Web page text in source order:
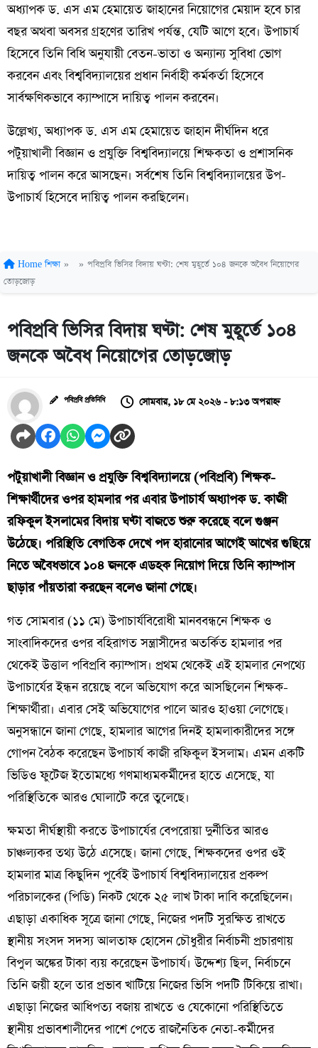
অধ্যাপক ড. এস এম হেমায়েত জাহানের নিয়োগের মেয়াদ হবে চার
বছর অথবা অবসর গ্রহণের তারিখ পর্যন্ত, যেটি আগে হবে। উপাচার্য
হিসেবে তিনি বিধি অনুযায়ী বেতন-ভাতা ও অন্যান্য সুবিধা ভোগ
করবেন এবং বিশ্ববিদ্যালয়ের প্রধান নির্বাহী কর্মকর্তা হিসেবে
সার্বক্ষণিকভাবে ক্যাম্পাসে দায়িত্ব পালন করবেন।
উল্লেখ্য, অধ্যাপক ড. এস এম হেমায়েত জাহান দীর্ঘদিন ধরে
পটুয়াখালী বিজ্ঞান ও প্রযুক্তি বিশ্ববিদ্যালয়ে শিক্ষকতা ও প্রশাসনিক
দায়িত্ব পালন করে আসছেন। সর্বশেষ তিনি বিশ্ববিদ্যালয়ের উপ-
উপাচার্য হিসেবে দায়িত্ব পালন করছিলেন।
Home শিক্ষা » » পবিপ্রবি ভিসির বিদায় ঘণ্টা: শেষ মুহূর্তে ১০৪ জনকে অবৈধ নিয়োগের
তোড়জোড়
পবিপ্রবি ভিসির বিদায় ঘণ্টা: শেষ মুহূর্তে ১০৪
জনকে অবৈধ নিয়োগের তোড়জোড়
পবিপ্রবি প্রতিনিধি সোমবার, ১৮ মে ২০২৬ - ৮:১৩ অপরাহ্ন
পটুয়াখালী বিজ্ঞান ও প্রযুক্তি বিশ্ববিদ্যালয়ে (পবিপ্রবি) শিক্ষক-
শিক্ষার্থীদের ওপর হামলার পর এবার উপাচার্য অধ্যাপক ড. কাজী
রফিকুল ইসলামের বিদায় ঘণ্টা বাজতে শুরু করেছে বলে গুঞ্জন
উঠেছে। পরিস্থিতি বেগতিক দেখে পদ হারানোর আগেই আখের গুছিয়ে
নিতে অবৈধভাবে ১০৪ জনকে এডহক নিয়োগ দিয়ে তিনি ক্যাম্পাস
ছাড়ার পাঁয়তারা করছেন বলেও জানা গেছে।
​গত সোমবার (১১ মে) উপাচার্যবিরোধী মানববন্ধনে শিক্ষক ও
সাংবাদিকদের ওপর বহিরাগত সন্ত্রাসীদের অতর্কিত হামলার পর
থেকেই উত্তাল পবিপ্রবি ক্যাম্পাস। প্রথম থেকেই এই হামলার নেপথ্যে
উপাচার্যের ইন্ধন রয়েছে বলে অভিযোগ করে আসছিলেন শিক্ষক-
শিক্ষার্থীরা। এবার সেই অভিযোগের পালে আরও হাওয়া লেগেছে।
অনুসন্ধানে জানা গেছে, হামলার আগের দিনই হামলাকারীদের সঙ্গে
গোপন বৈঠক করেছেন উপাচার্য কাজী রফিকুল ইসলাম। এমন একটি
ভিডিও ফুটেজ ইতোমধ্যে গণমাধ্যমকর্মীদের হাতে এসেছে, যা
পরিস্থিতিকে আরও ঘোলাটে করে তুলেছে।
​ক্ষমতা দীর্ঘস্থায়ী করতে উপাচার্যের বেপরোয়া দুর্নীতির আরও
চাঞ্চল্যকর তথ্য উঠে এসেছে। জানা গেছে, শিক্ষকদের ওপর ওই
হামলার মাত্র কিছুদিন পূর্বেই উপাচার্য বিশ্ববিদ্যালয়ের প্রকল্প
পরিচালকের (পিডি) নিকট থেকে ২৫ লাখ টাকা দাবি করেছিলেন।
এছাড়া একাধিক সূত্রে জানা গেছে, নিজের পদটি সুরক্ষিত রাখতে
স্থানীয় সংসদ সদস্য আলতাফ হোসেন চৌধুরীর নির্বাচনী প্রচারণায়
বিপুল অঙ্কের টাকা ব্যয় করেছেন উপাচার্য। উদ্দেশ্য ছিল, নির্বাচনে
তিনি জয়ী হলে তার প্রভাব খাটিয়ে নিজের ভিসি পদটি টিকিয়ে রাখা।
এছাড়া নিজের আধিপত্য বজায় রাখতে ও যেকোনো পরিস্থিতিতে
স্থানীয় প্রভাবশালীদের পাশে পেতে রাজনৈতিক নেতা-কর্মীদের